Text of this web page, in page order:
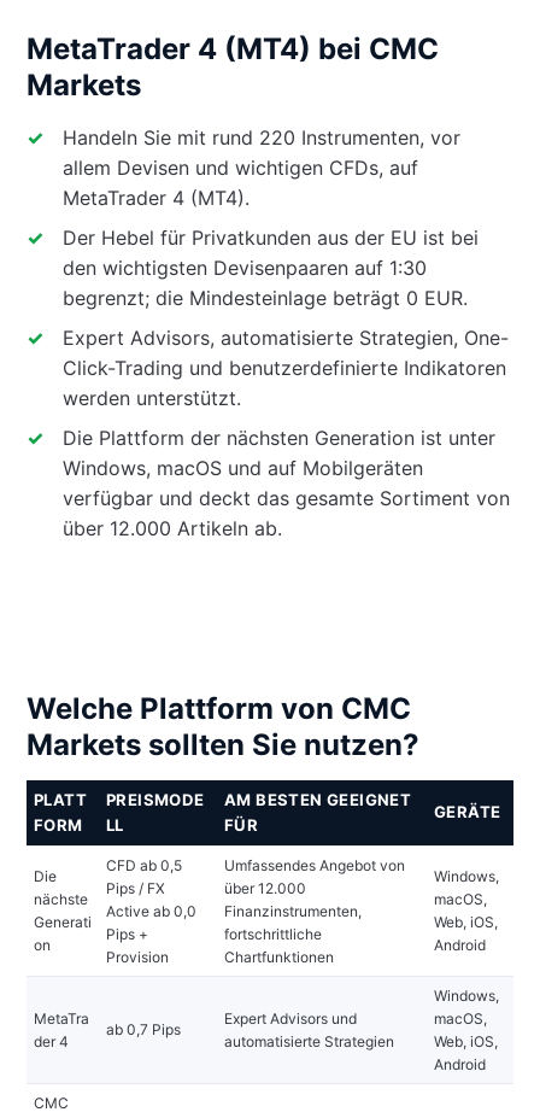
MetaTrader 4 (MT4) bei CMC
Markets
Handeln Sie mit rund 220 Instrumenten, vor
allem Devisen und wichtigen CFDs, auf
MetaTrader 4 (MT4).
Der Hebel für Privatkunden aus der EU ist bei
den wichtigsten Devisenpaaren auf 1:30
begrenzt; die Mindesteinlage beträgt 0 EUR.
Expert Advisors, automatisierte Strategien, One-
Click-Trading und benutzerdefinierte Indikatoren
werden unterstützt.
Die Plattform der nächsten Generation ist unter
Windows, macOS und auf Mobilgeräten
verfügbar und deckt das gesamte Sortiment von
über 12.000 Artikeln ab.
Welche Plattform von CMC
Markets sollten Sie nutzen?
PLATT
FORM
PREISMODE
LL
AM BESTEN GEEIGNET
FÜR
GERÄTE
Die
nächste
Generati
on
CFD ab 0,5
Pips / FX
Active ab 0,0
Pips +
Provision
Umfassendes Angebot von
über 12.000
Finanzinstrumenten,
fortschrittliche
Chartfunktionen
Windows,
macOS,
Web, iOS,
Android
MetaTra
der 4
ab 0,7 Pips
Expert Advisors und
automatisierte Strategien
Windows,
macOS,
Web, iOS,
Android
CMC